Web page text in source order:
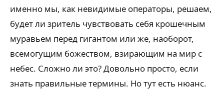
именно мы, как невидимые операторы, решаем,
будет ли зритель чувствовать себя крошечным
муравьем перед гигантом или же, наоборот,
всемогущим божеством, взирающим на мир с
небес. Сложно ли это? Довольно просто, если
знать правильные термины. Но тут есть нюанс.